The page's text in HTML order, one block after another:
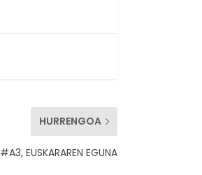
HURRENGOA
#A3, EUSKARAREN EGUNA